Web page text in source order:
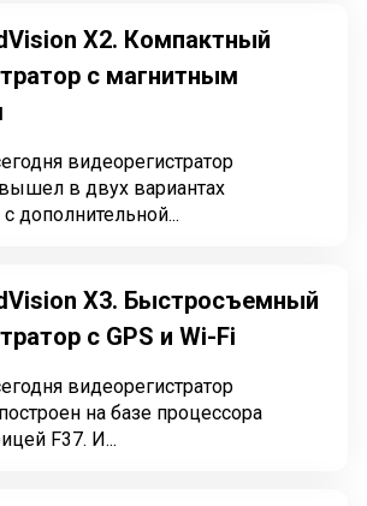
X2. Компактный
с магнитным
видеорегистратор
в двух вариантах
дополнительной...
X3. Быстросъемный
с GPS и Wi-Fi
видеорегистратор
на базе процессора
F37. И...